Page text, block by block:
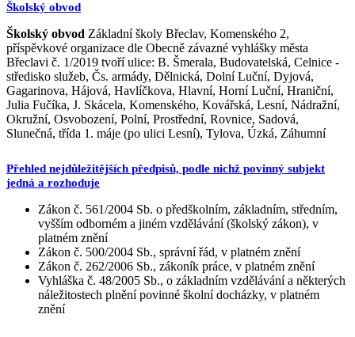
Školský obvod
Školský obvod Základní školy Břeclav, Komenského 2,
příspěvkové organizace dle Obecně závazné vyhlášky města
Břeclavi č. 1/2019 tvoří ulice: B. Šmerala, Budovatelská, Celnice -
středisko služeb, Čs. armády, Dělnická, Dolní Luční, Dyjová,
Gagarinova, Hájová, Havlíčkova, Hlavní, Horní Luční, Hraniční,
Julia Fučíka, J. Skácela, Komenského, Kovářská, Lesní, Nádražní,
Okružní, Osvobození, Polní, Prostřední, Rovnice, Sadová,
Slunečná, třída 1. máje (po ulici Lesní), Tylova, Úzká, Záhumní
Přehled nejdůležitějších předpisů, podle nichž povinný subjekt
jedná a rozhoduje
Zákon č. 561/2004 Sb. o předškolním, základním, středním,
vyšším odborném a jiném vzdělávání (školský zákon), v
platném znění
Zákon č. 500/2004 Sb., správní řád, v platném znění
Zákon č. 262/2006 Sb., zákoník práce, v platném znění
Vyhláška č. 48/2005 Sb., o základním vzdělávání a některých
náležitostech plnění povinné školní docházky, v platném
znění